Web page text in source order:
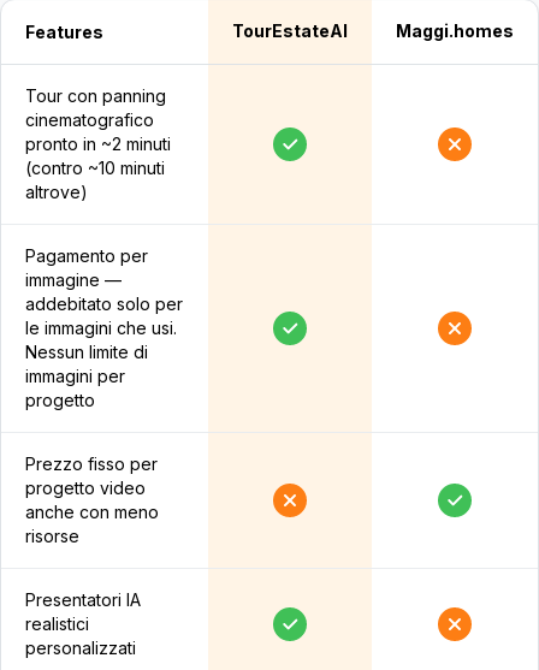
Features TourEstateAI Maggi.homes
Tour con panning
cinematografico
pronto in ~2 minuti
(contro ~10 minuti
altrove)
Pagamento per
immagine —
addebitato solo per
le immagini che usi.
Nessun limite di
immagini per
progetto
Prezzo fisso per
progetto video
anche con meno
risorse
Presentatori IA
realistici
personalizzati